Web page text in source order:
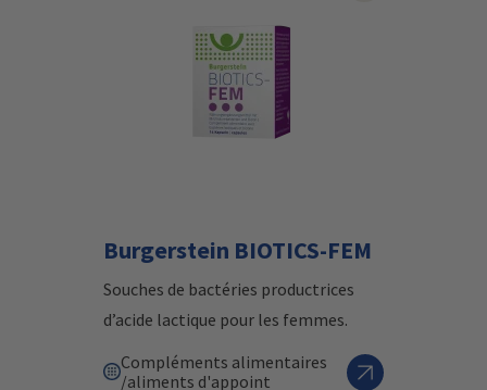
Burgerstein BIOTICS-FEM
Souches de bactéries productrices
d’acide lactique pour les femmes.
Compléments alimentaires
/aliments d'appoint